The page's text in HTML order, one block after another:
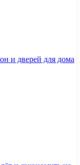
и дверей для дома